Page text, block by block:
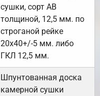
сушки, сорт АВ
толщиной, 12,5 мм. по
строганой рейке
20х40+/-5 мм. либо
ГКЛ 12,5 мм.
Шпунтованная доска
камерной сушки